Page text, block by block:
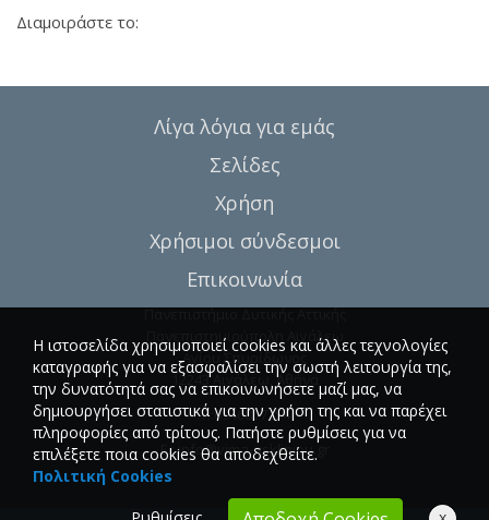
Διαμοιράστε το:
Λίγα λόγια για εμάς
Σελίδες
Χρήση
Χρήσιμοι σύνδεσμοι
Επικοινωνία
Πανεπιστήμιο Δυτικής Αττικής
Πανεπιστημιούπολη Αιγάλεω
Αγίου Σπυρίδωνος
12243 Αιγάλεω, Αθήνα
T.:6946857254
E.:info@vima-asklipiou.gr
Η ιστοσελίδα χρησιμοποιεί cookies και άλλες τεχνολογίες
καταγραφής για να εξασφαλίσει την σωστή λειτουργία της,
την δυνατότητά σας να επικοινωνήσετε μαζί μας, να
δημιουργήσει στατιστικά για την χρήση της και να παρέχει
πληροφορίες από τρίτους. Πατήστε ρυθμίσεις για να
επιλέξετε ποια cookies θα αποδεχθείτε.
Πολιτική Cookies